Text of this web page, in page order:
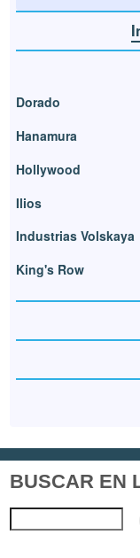
Dorado
Hanamura
Hollywood
Ilios
Industrias Volskaya
King's Row
BUSCAR EN